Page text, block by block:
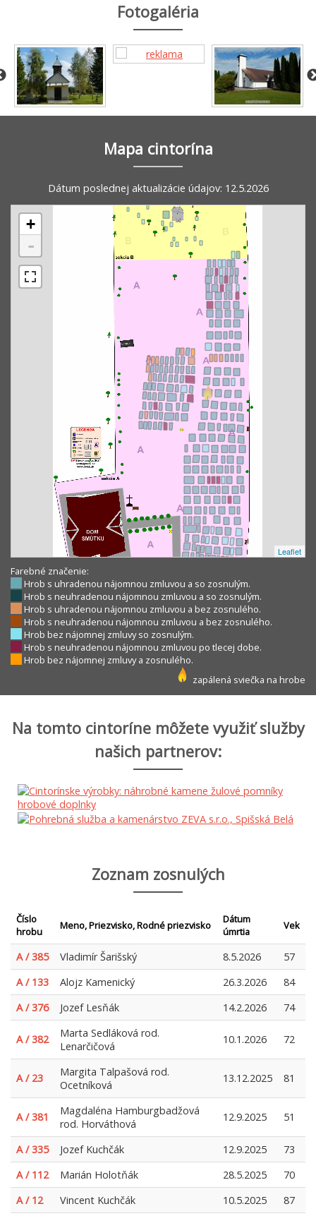
Fotogaléria
Mapa cintorína
Dátum poslednej aktualizácie údajov: 12.5.2026
+
-
Leaflet
Farebné značenie:
Hrob s uhradenou nájomnou zmluvou a so zosnulým.
Hrob s neuhradenou nájomnou zmluvou a so zosnulým.
Hrob s uhradenou nájomnou zmluvou a bez zosnulého.
Hrob s neuhradenou nájomnou zmluvou a bez zosnulého.
Hrob bez nájomnej zmluvy so zosnulým.
Hrob s neuhradenou nájomnou zmluvou po tlecej dobe.
Hrob bez nájomnej zmluvy a zosnulého.
zapálená sviečka na hrobe
Na tomto cintoríne môžete využiť služby
našich partnerov:
Zoznam zosnulých
Číslo
hrobu
Meno, Priezvisko, Rodné priezvisko
Dátum
úmrtia
Vek
A / 385 Vladimír Šarišský 8.5.2026
57
A / 133
Alojz Kamenický 26.3.2026
84
A / 376
Jozef Lesňák 14.2.2026 74
A / 382
Marta Sedláková rod.
Lenarčičová
10.1.2026 72
A / 23
Margita Talpašová rod.
Ocetníková
13.12.2025 81
A / 381
Magdaléna Hamburgbadžová
rod. Horváthová
12.9.2025 51
A / 335 Jozef Kuchčák 12.9.2025
73
A / 112
Marián Holotňák 28.5.2025
70
A / 12
Vincent Kuchčák 10.5.2025 87